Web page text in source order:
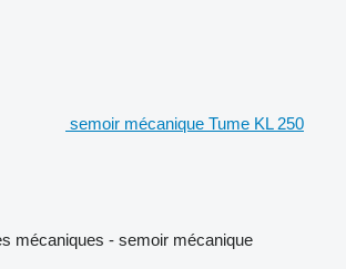
semoir mécanique Tume KL 250
mécaniques - semoir mécanique